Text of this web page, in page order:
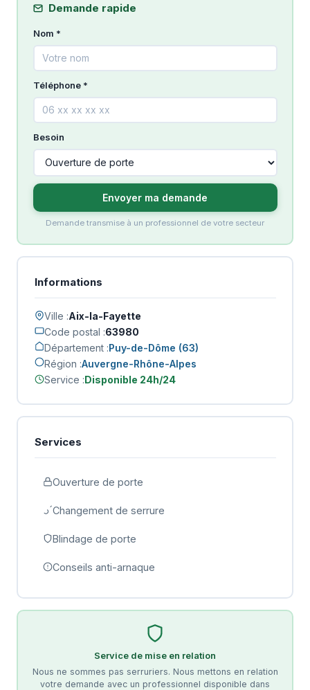
Demande rapide
Nom *
Téléphone *
Besoin
Envoyer ma demande
Demande transmise à un professionnel de votre secteur
Informations
Ville :Aix-la-Fayette
Code postal :63980
Département :Puy-de-Dôme (63)
Région :Auvergne-Rhône-Alpes
Service :Disponible 24h/24
Services
Ouverture de porte
Changement de serrure
Blindage de porte
Conseils anti-arnaque
Service de mise en relation
Nous ne sommes pas serruriers. Nous mettons en relation
votre demande avec un professionnel disponible dans